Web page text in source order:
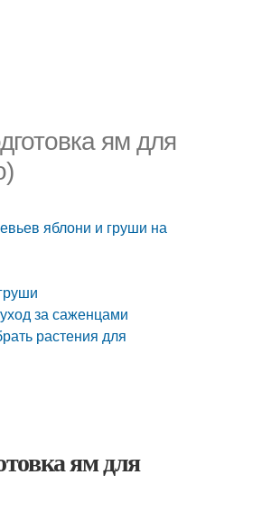
ям для
яблони и груши на
за саженцами
растения для
ям для